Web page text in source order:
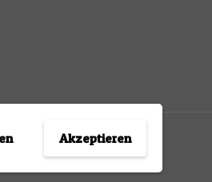
Akzeptieren